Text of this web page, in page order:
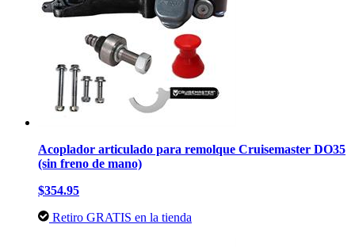
Acoplador articulado para remolque Cruisemaster DO35
(sin freno de mano)
$354.95
Retiro GRATIS en la tienda